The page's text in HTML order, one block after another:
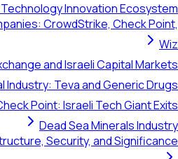
Start-Up Nation: Israeli
Israeli Cybersecurity
Tel Aviv Stock
Israeli Pharmaceutical
Waze, Mobileye, Check
Ben Gurion Airport: